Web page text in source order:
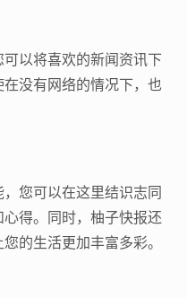
以将喜欢的新闻资讯下
没有网络的情况下，也
您可以在这里结识志同
得。同时，柚子快报还
的生活更加丰富多彩。